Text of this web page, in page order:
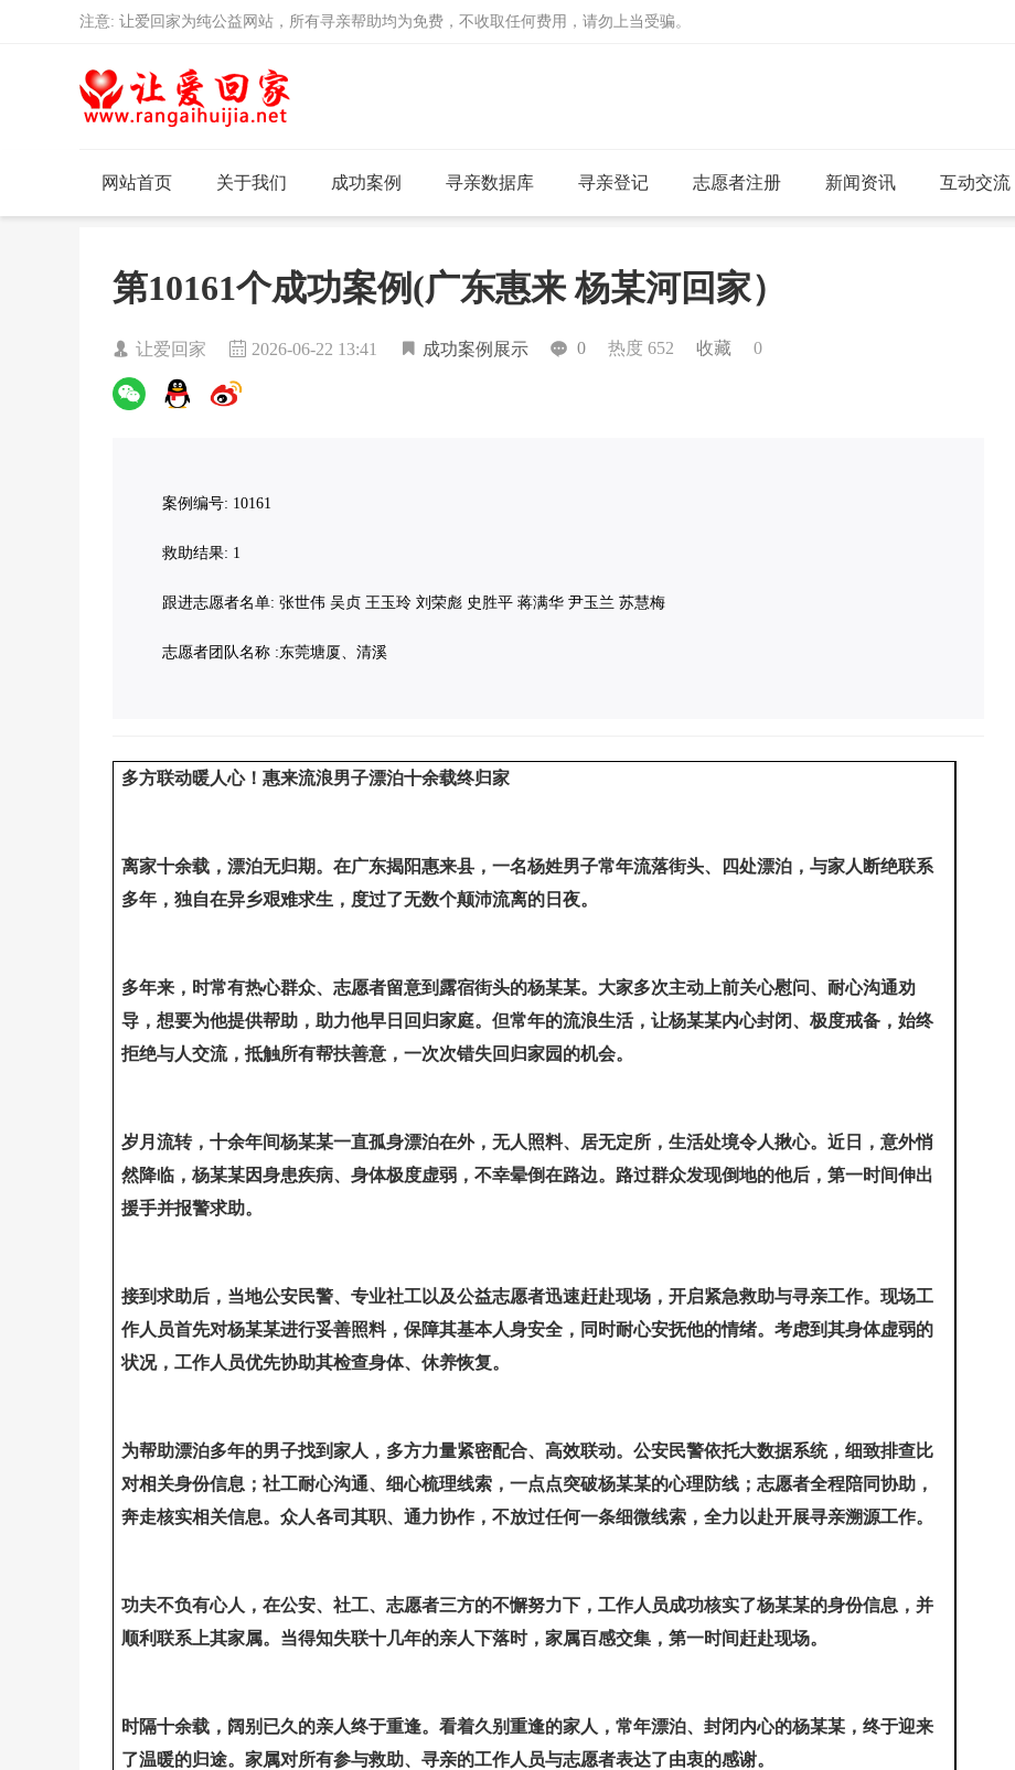
注意: 让爱回家为纯公益网站，所有寻亲帮助均为免费，不收取任何费用，请勿上当受骗。
网站首页 关于我们 成功案例 寻亲数据库 寻亲登记 志愿者注册 新闻资讯 互动交流
第10161个成功案例(广东惠来 杨某河回家）
让爱回家 2026-06-22 13:41 成功案例展示 0 热度 652 收藏 0
案例编号: 10161
救助结果: 1
跟进志愿者名单: 张世伟 吴贞 王玉玲 刘荣彪 史胜平 蒋满华 尹玉兰 苏慧梅
志愿者团队名称 :东莞塘厦、清溪
多方联动暖人心！惠来流浪男子漂泊十余载终归家
离家十余载，漂泊无归期。在广东揭阳惠来县，一名杨姓男子常年流落街头、四处漂泊，与家人断绝联系
多年，独自在异乡艰难求生，度过了无数个颠沛流离的日夜。
多年来，时常有热心群众、志愿者留意到露宿街头的杨某某。大家多次主动上前关心慰问、耐心沟通劝
导，想要为他提供帮助，助力他早日回归家庭。但常年的流浪生活，让杨某某内心封闭、极度戒备，始终
拒绝与人交流，抵触所有帮扶善意，一次次错失回归家园的机会。
岁月流转，十余年间杨某某一直孤身漂泊在外，无人照料、居无定所，生活处境令人揪心。近日，意外悄
然降临，杨某某因身患疾病、身体极度虚弱，不幸晕倒在路边。路过群众发现倒地的他后，第一时间伸出
援手并报警求助。
接到求助后，当地公安民警、专业社工以及公益志愿者迅速赶赴现场，开启紧急救助与寻亲工作。现场工
作人员首先对杨某某进行妥善照料，保障其基本人身安全，同时耐心安抚他的情绪。考虑到其身体虚弱的
状况，工作人员优先协助其检查身体、休养恢复。
为帮助漂泊多年的男子找到家人，多方力量紧密配合、高效联动。公安民警依托大数据系统，细致排查比
对相关身份信息；社工耐心沟通、细心梳理线索，一点点突破杨某某的心理防线；志愿者全程陪同协助，
奔走核实相关信息。众人各司其职、通力协作，不放过任何一条细微线索，全力以赴开展寻亲溯源工作。
功夫不负有心人，在公安、社工、志愿者三方的不懈努力下，工作人员成功核实了杨某某的身份信息，并
顺利联系上其家属。当得知失联十几年的亲人下落时，家属百感交集，第一时间赶赴现场。
时隔十余载，阔别已久的亲人终于重逢。看着久别重逢的家人，常年漂泊、封闭内心的杨某某，终于迎来
了温暖的归途。家属对所有参与救助、寻亲的工作人员与志愿者表达了由衷的感谢。